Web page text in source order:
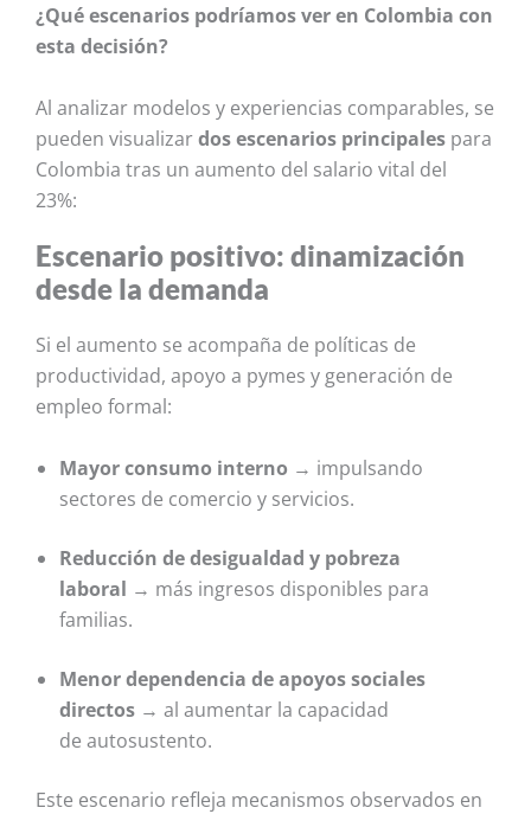
¿Qué escenarios podríamos ver en Colombia con
esta decisión?
Al analizar modelos y experiencias comparables, se
pueden visualizardos escenarios principales para
Colombia tras un aumento del salario vital del
23%:
Escenario positivo: dinamización
desde la demanda
Si el aumento se acompaña de políticas de
productividad, apoyo a pymes y generación de
empleo formal:
Mayor consumo interno → impulsando
sectores de comercio y servicios.
Reducción de desigualdad y pobreza
laboral → más ingresos disponibles para
familias.
Menor dependencia de apoyos sociales
directos → al aumentar la capacidad
de autosustento.
Este escenario refleja mecanismos observados en